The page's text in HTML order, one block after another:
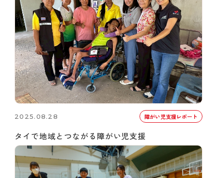
2025.08.28 障がい児支援レポート
タイで地域とつながる障がい児支援